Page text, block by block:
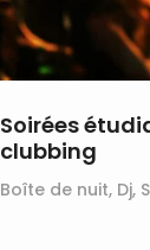
Soirées
clubbing
Boîte de nuit, Dj,